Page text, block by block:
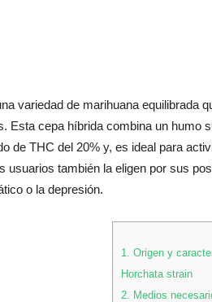
variedad de marihuana equilibrada
Esta cepa híbrida combina un humo
de THC del 20% y, es ideal para
usuarios también la eligen por sus
o la depresión.
1.
Origen y
Horchata strain
2. Medios